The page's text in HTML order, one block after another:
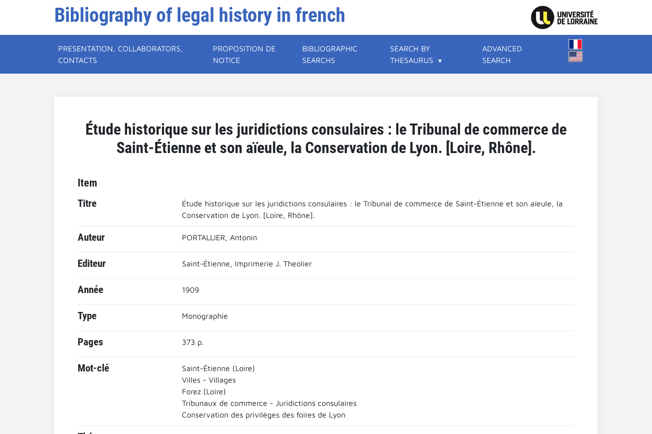
Bibliography of legal history in french
PRESENTATION, COLLABORATORS,
CONTACTS
PROPOSITION DE
NOTICE
BIBLIOGRAPHIC
SEARCHS
SEARCH BY
THESAURUS
ADVANCED
SEARCH
Étude historique sur les juridictions consulaires : le Tribunal de commerce de
Saint-Étienne et son aïeule, la Conservation de Lyon. [Loire, Rhône].
Item
Titre
Étude historique sur les juridictions consulaires : le Tribunal de commerce de Saint-Étienne et son aïeule, la
Conservation de Lyon. [Loire, Rhône].
Auteur PORTALLIER, Antonin
Editeur Saint-Étienne, Imprimerie J. Theolier
Année 1909
Type Monographie
Pages 373 p.
Mot-clé
Saint-Étienne (Loire)
Villes - Villages
Forez (Loire)
Tribunaux de commerce - Juridictions consulaires
Conservation des privilèges des foires de Lyon